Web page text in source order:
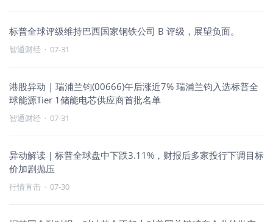
标普全球评级维持巴西国家钢铁公司 B 评级，展望负面。
智通财经 · 07-31
港股异动 | 瑞浦兰钧(00666)午后涨近7% 瑞浦兰钧入选标普全
球能源Tier 1储能电芯供应商首批名单
智通财经 · 07-31
异动解读｜标普全球盘中下跌3.11%，财报后多家投行下调目标
价加剧抛压
行情直击 · 07-30